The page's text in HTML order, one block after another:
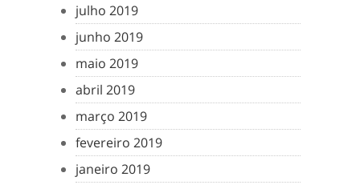
julho 2019
junho 2019
maio 2019
abril 2019
março 2019
fevereiro 2019
janeiro 2019